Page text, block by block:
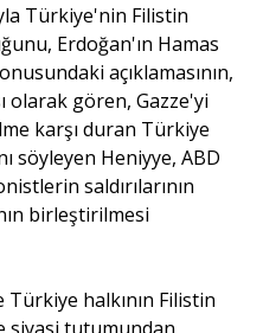
Türkiye'nin Filistin
Erdoğan'ın Hamas
açıklamasının,
olarak gören, Gazze'yi
karşı duran Türkiye
söyleyen Heniyye, ABD
saldırılarının
birleştirilmesi
halkının Filistin